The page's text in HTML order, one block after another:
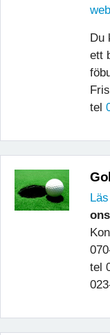
Du
ett
tel
tel